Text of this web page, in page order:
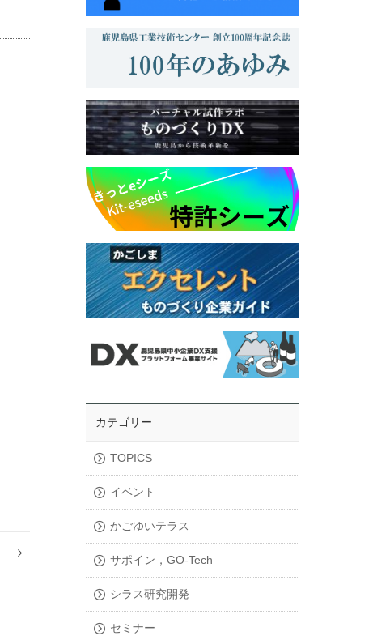
カテゴリー
TOPICS
イベント
かごゆいテラス
サポイン，GO-Tech
シラス研究開発
セミナー